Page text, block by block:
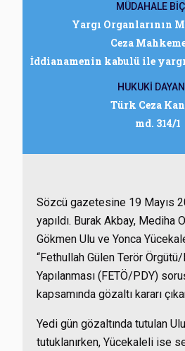
MÜDAHALE
Yargı Organlarının
Ceza
İddianamenin kabulü ile
HUKUKİ
Türk Ceza
md. 314/1
Sözcü gazetesine 19 Mayıs
yapıldı. Burak Akbay, Mediha
Gökmen Ulu ve Yonca
“Fethullah Gülen Terör
Yapılanması (FETÖ/PDY)
kapsamında gözaltı kararı
Yedi gün gözaltında tutulan
tutuklanırken, Yücekaleli ise